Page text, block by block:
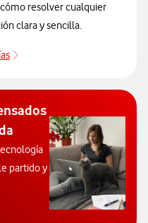
resolver cualquier
clara y sencilla.
partido y